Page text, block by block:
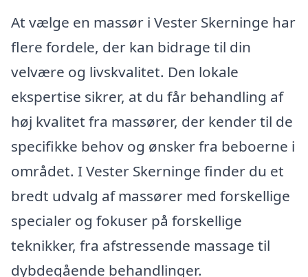
At vælge en massør i Vester Skerninge har
flere fordele, der kan bidrage til din
velvære og livskvalitet. Den lokale
ekspertise sikrer, at du får behandling af
høj kvalitet fra massører, der kender til de
specifikke behov og ønsker fra beboerne i
området. I Vester Skerninge finder du et
bredt udvalg af massører med forskellige
specialer og fokuser på forskellige
teknikker, fra afstressende massage til
dybdegående behandlinger.